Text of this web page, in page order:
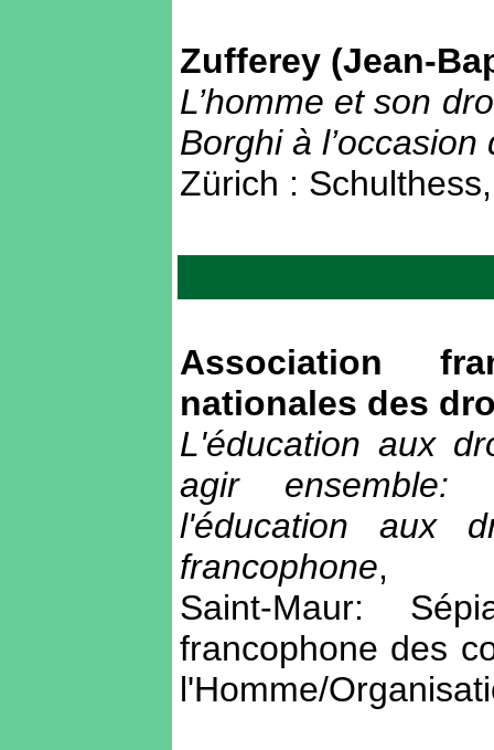
Zufferey (Jean-
L’homme et son
Borghi à
Zürich :
Association
nationales des
L'éducation aux
agir ensemble:
l'éducation aux
francophone,
Saint-Maur:
francophone des
l'Homme/